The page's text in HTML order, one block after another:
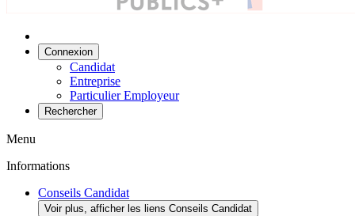
Connexion
Candidat
Entreprise
Particulier Employeur
Rechercher
Menu
Informations
Conseils Candidat
Voir plus, afficher les liens Conseils Candidat